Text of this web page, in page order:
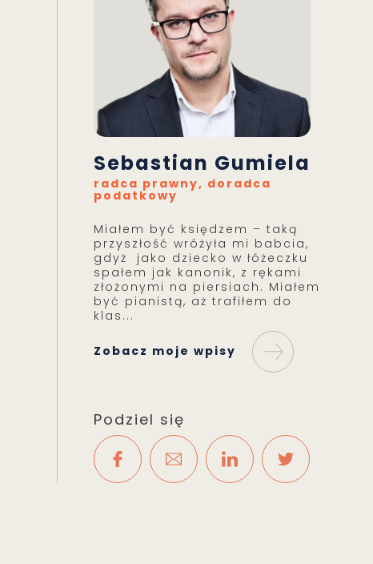
Sebastian Gumiela
radca prawny, doradca
podatkowy
Miałem być księdzem – taką
przyszłość wróżyła mi babcia,
gdyż jako dziecko w łóżeczku
spałem jak kanonik, z rękami
złożonymi na piersiach. Miałem
być pianistą, aż trafiłem do
klas...
Zobacz moje wpisy
Podziel się